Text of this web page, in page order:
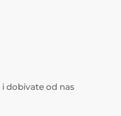
dobivate od nas